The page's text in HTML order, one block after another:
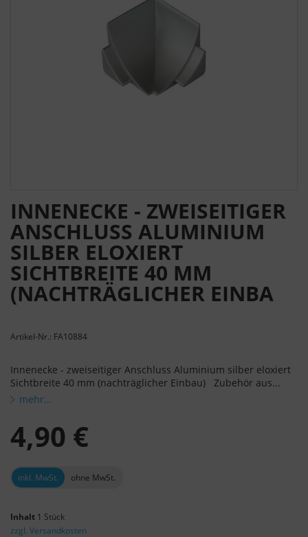
INNENECKE - ZWEISEITIGER
ANSCHLUSS ALUMINIUM
SILBER ELOXIERT
SICHTBREITE 40 MM
(NACHTRÄGLICHER EINBA
Artikel-Nr.: FA10884
Innenecke - zweiseitiger Anschluss Aluminium silber eloxiert
Sichtbreite 40 mm (nachträglicher Einbau) Zubehör aus...
mehr...
4,90 €
inkl. MwSt. ohne MwSt.
Inhalt 1 Stück
zzgl. Versandkosten